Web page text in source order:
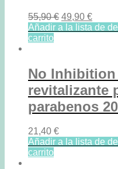
55,90€ Original
price
49,90 €Current
price
Añadir a la lista de
carrito
No
revitalizante
parabenos
21,40 €
Añadir a la lista de
carrito